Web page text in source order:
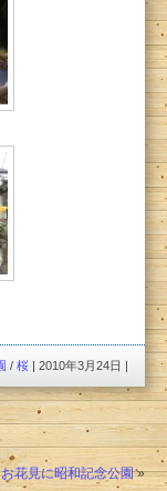
/ 桜 | 2010年3月24日 |
お花見に昭和記念公園»